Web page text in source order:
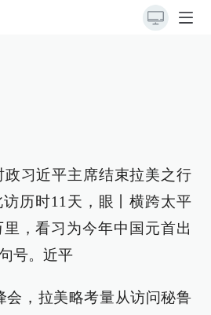
政习近平主席结束拉美之行
历时11天，眼丨横跨太平
，看习为今年中国元首出
号。近平
会，拉美略考量从访问秘鲁